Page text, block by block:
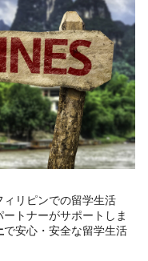
リピンでの留学生活
トナーがサポートしま
で安心・安全な留学生活